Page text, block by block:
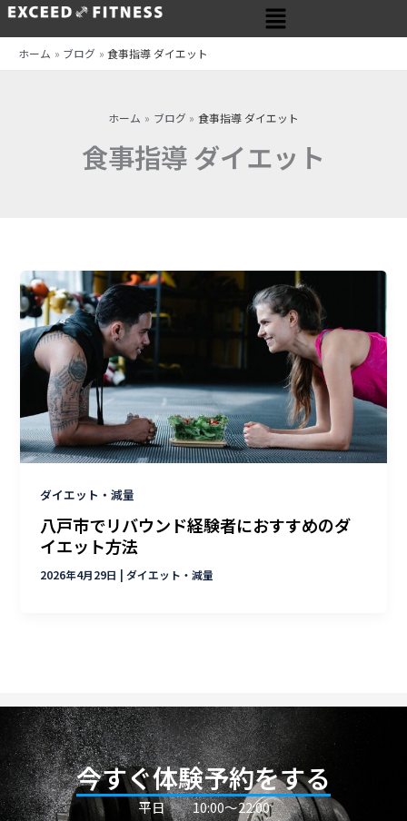
内
メ
ニ
ホーム ブログ 食事指導 ダイエット
ホーム ブログ 食事指導 ダイエット
食事指導 ダイエット
ダイエット・減量
八戸市でリバウンド経験者におすすめのダ
イエット方法
2026年4月29日 |ダイエット・減量
今すぐ体験予約をする
平日10:00〜22:00